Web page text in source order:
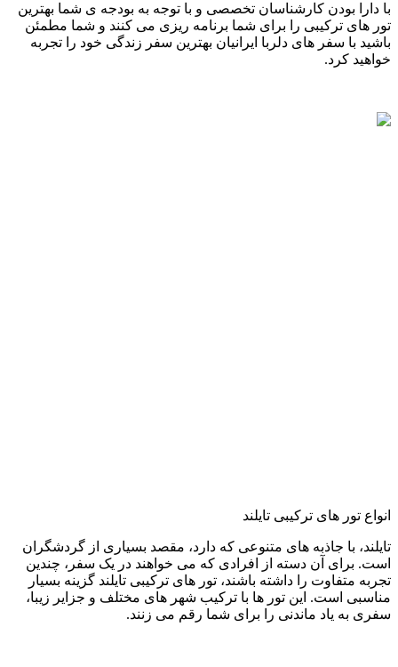
با دارا بودن کارشناسان تخصصی و با توجه به بودجه ی شما بهترین
تور های ترکیبی را برای شما برنامه ریزی می کنند و شما مطمئن
باشید با سفر های دلربا ایرانیان بهترین سفر زندگی خود را تجربه
خواهید کرد.
انواع تور های ترکیبی تایلند
تایلند، با جاذبه ‌های متنوعی که دارد، مقصد بسیاری از گردشگران
است. برای آن دسته از افرادی که می ‌خواهند در یک سفر، چندین
تجربه متفاوت را داشته باشند، تور های ترکیبی تایلند گزینه بسیار
مناسبی است. این تور ها با ترکیب شهر های مختلف و جزایر زیبا،
سفری به یاد ماندنی را برای شما رقم می ‌زنند.